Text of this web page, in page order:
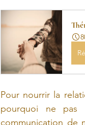
Pour nourrir la
pourquoi ne pas
communication de